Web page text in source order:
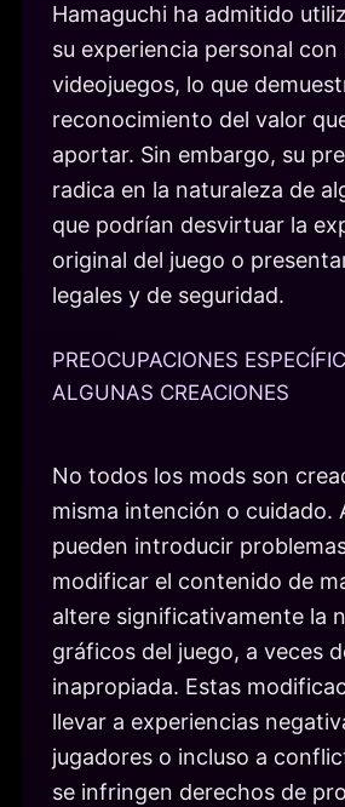
Hamaguchi ha admitido
su experiencia personal con
videojuegos, lo que
reconocimiento del valor
aportar. Sin embargo, su
radica en la naturaleza de
que podrían desvirtuar la
original del juego o
legales y de seguridad.
PREOCUPACIONES
ALGUNAS CREACIONES
No todos los mods son
misma intención o cuidado.
pueden introducir
modificar el contenido de
altere significativamente la
gráficos del juego, a veces
inapropiada. Estas
llevar a experiencias
jugadores o incluso a
se infringen derechos de